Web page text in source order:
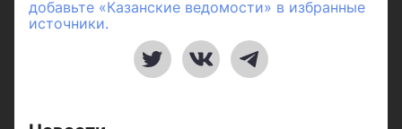
добавьте «Казанские ведомости» в избранные
источники.